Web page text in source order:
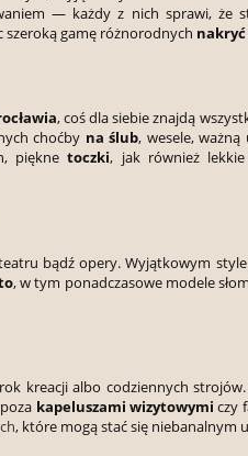
— każdy z nich sprawi, że
szeroką gamę różnorodnych nakryć
, coś dla siebie znajdą
choćby na ślub, wesele,
pięknetoczki, jak również
bądź opery. Wyjątkowym
, w tym ponadczasowe modele
kreacji albo codziennych
kapeluszami wizytowymi czy
, które mogą stać się niebanalnym